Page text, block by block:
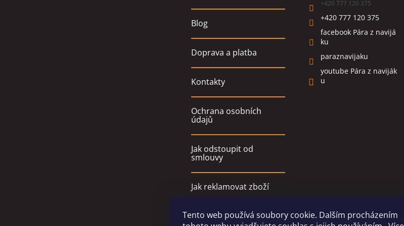
Tento web používá soubory cookie. Dalším procházením
Blog
Doprava a platba
Kontakty
Ochrana osobních
údajů
Jak odstoupit od
smlouvy
Jak reklamovat zboží
Obchodní podmínky
+420 777 120 375
+420 777 120 375
facebook Pára z navijá
ku
paraznavijaku
youtube Pára z naviják
u